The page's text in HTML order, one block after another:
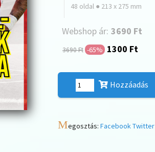
48 oldal ● 213 x 275 mm
Webshop ár: 3690 Ft
3690 Ft -65% 1300 Ft
Hozzáadás
Megosztás: FacebookTwitter